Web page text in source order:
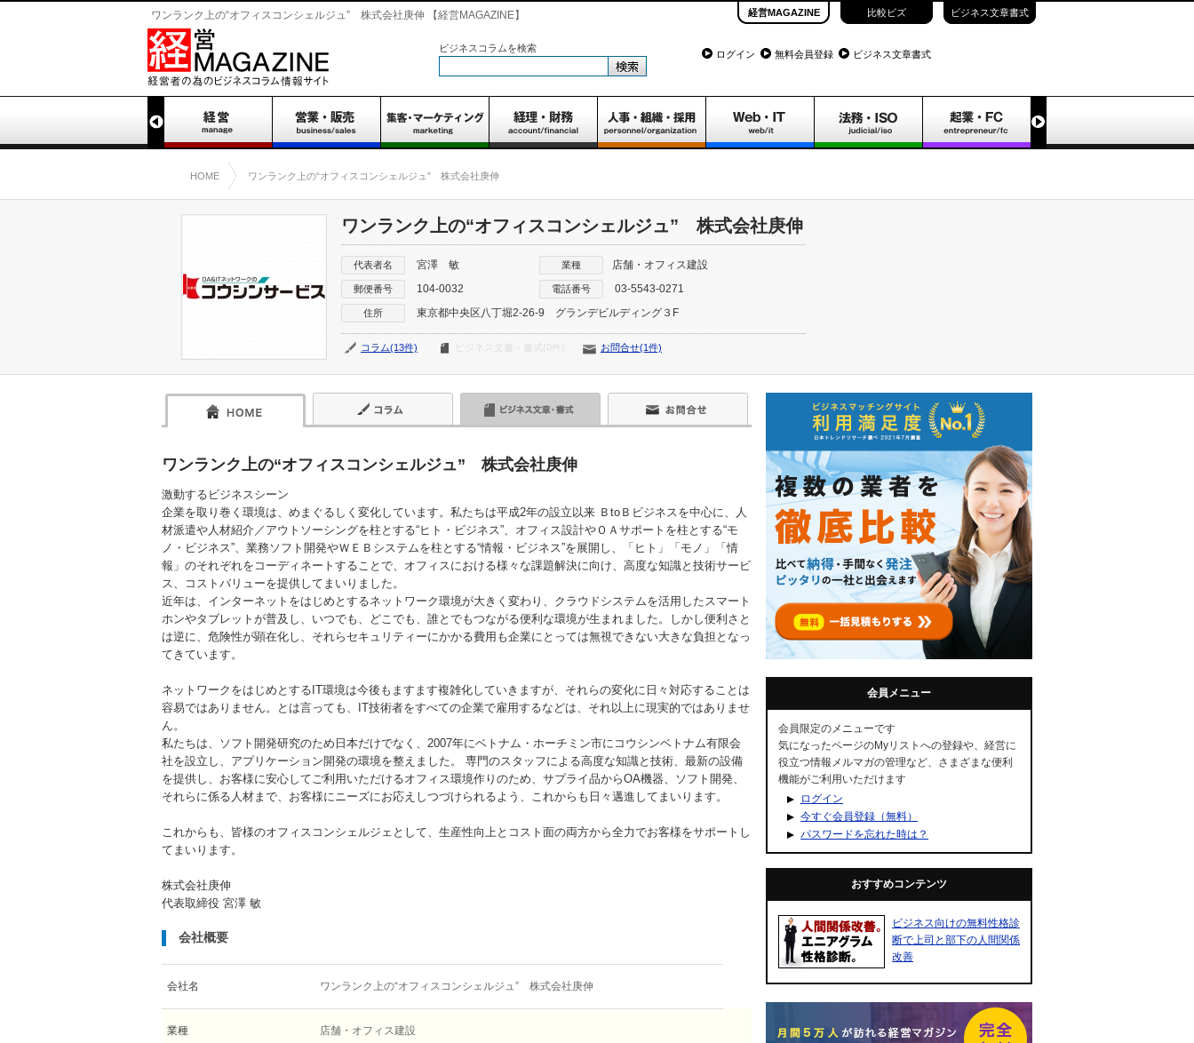
経営MAGAZINE 比較ビズ ビジネス文章書式
ワンランク上の“オフィスコンシェルジュ” 株式会社庚伸 【経営MAGAZINE】
ビジネスコラムを検索
ログイン 無料会員登録 ビジネス文章書式
HOME ワンランク上の“オフィスコンシェルジュ” 株式会社庚伸
ワンランク上の“オフィスコンシェルジュ” 株式会社庚伸
代表者名 宮澤 敏 業種 店舗・オフィス建設
郵便番号 104-0032 電話番号 03-5543-0271
住所 東京都中央区八丁堀2-26-9 グランデビルディング３F
コラム(13件) ビジネス文書・書式(0件) お問合せ(1件)
ワンランク上の“オフィスコンシェルジュ” 株式会社庚伸
激動するビジネスシーン
企業を取り巻く環境は、めまぐるしく変化しています。私たちは平成2年の設立以来 ＢtoＢビジネスを中心に、人
材派遣や人材紹介／アウトソーシングを柱とする“ヒト・ビジネス”、オフィス設計やＯＡサポートを柱とする“モ
ノ・ビジネス”、業務ソフト開発やＷＥＢシステムを柱とする“情報・ビジネス”を展開し、「ヒト」「モノ」「情
報」のそれぞれをコーディネートすることで、オフィスにおける様々な課題解決に向け、高度な知識と技術サービ
ス、コストバリューを提供してまいりました。
近年は、インターネットをはじめとするネットワーク環境が大きく変わり、クラウドシステムを活用したスマート
ホンやタブレットが普及し、いつでも、どこでも、誰とでもつながる便利な環境が生まれました。しかし便利さと
は逆に、危険性が顕在化し、それらセキュリティーにかかる費用も企業にとっては無視できない大きな負担となっ
てきています。
ネットワークをはじめとするIT環境は今後もますます複雑化していきますが、それらの変化に日々対応することは
容易ではありません。とは言っても、IT技術者をすべての企業で雇用するなどは、それ以上に現実的ではありませ
ん。
私たちは、ソフト開発研究のため日本だけでなく、2007年にベトナム・ホーチミン市にコウシンベトナム有限会
社を設立し、アプリケーション開発の環境を整えました。 専門のスタッフによる高度な知識と技術、最新の設備
を提供し、お客様に安心してご利用いただけるオフィス環境作りのため、サプライ品からOA機器、ソフト開発、
それらに係る人材まで、お客様にニーズにお応えしつづけられるよう、これからも日々邁進してまいります。
これからも、皆様のオフィスコンシェルジェとして、生産性向上とコスト面の両方から全力でお客様をサポートし
てまいります。
株式会社庚伸
代表取締役 宮澤 敏
会社概要
会社名 ワンランク上の“オフィスコンシェルジュ” 株式会社庚伸
業種 店舗・オフィス建設
会員メニュー
会員限定のメニューです
気になったページのMyリストへの登録や、経営に
役立つ情報メルマガの管理など、さまざまな便利
機能がご利用いただけます
ログイン
今すぐ会員登録（無料）
パスワードを忘れた時は？
おすすめコンテンツ
ビジネス向けの無料性格診
断で上司と部下の人間関係
改善